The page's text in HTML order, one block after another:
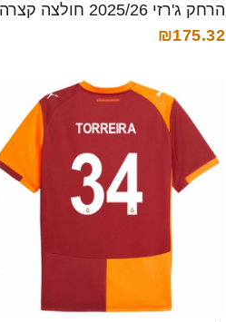
הרחק ג'רזי 2025/26 חולצה קצרה
₪175.32